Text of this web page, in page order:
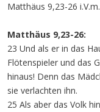
Matthäus 9,23-26
Matthäus 9,23-26:
23 Und als er in das
Flötenspieler und das
hinaus! Denn das
sie verlachten ihn.
25 Als aber das Volk